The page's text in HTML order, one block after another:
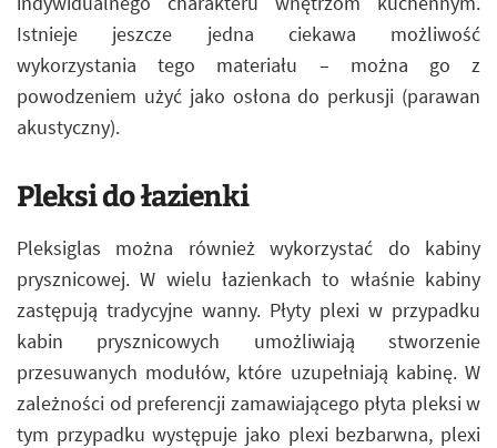
Istnieje jeszcze jedna ciekawa możliwość
wykorzystania tego materiału – można go z
powodzeniem użyć jako osłona do perkusji (parawan
akustyczny).
Pleksi do łazienki
Pleksiglas można również wykorzystać do kabiny
prysznicowej. W wielu łazienkach to właśnie kabiny
zastępują tradycyjne wanny. Płyty plexi w przypadku
kabin prysznicowych umożliwiają stworzenie
przesuwanych modułów, które uzupełniają kabinę. W
zależności od preferencji zamawiającego płyta pleksi w
tym przypadku występuje jako plexi bezbarwna, plexi